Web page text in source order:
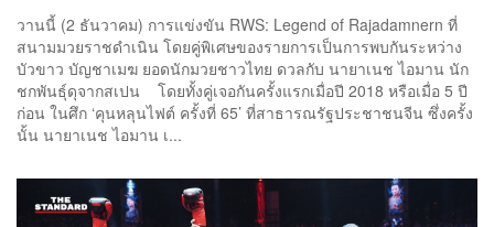
วานนี้ (2 ธันวาคม) การแข่งขัน RWS: Legend of Rajadamnern ที่
สนามมวยราชดำเนิน โดยคู่พิเศษของรายการเป็นการพบกันระหว่าง
บัวขาว บัญชาเมฆ ยอดนักมวยชาวไทย ดวลกับ นายาเนช ไอมาน นัก
ชกพันธุ์ดุจากสเปน โดยทั้งคู่เจอกันครั้งแรกเมื่อปี 2018 หรือเมื่อ 5 ปี
ก่อน ในศึก ‘คุนหลุนไฟต์ ครั้งที่ 65’ ที่สาธารณรัฐประชาชนจีน ซึ่งครั้ง
นั้น นายาเนช ไอมาน เ...